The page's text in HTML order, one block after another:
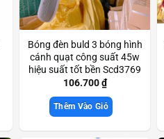
Bóng đèn buld 3 bóng hình
cánh quạt công suất 45w
hiệu suất tốt bền Scd3769
106.700₫
Thêm Vào Giỏ